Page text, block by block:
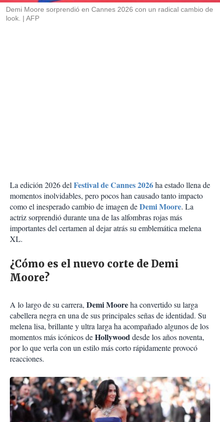
Demi Moore sorprendió en Cannes 2026 con un radical cambio de
look.
AFP
La edición 2026 delFestival de Cannes 2026ha estado llena de
momentos inolvidables, pero pocos han causado tanto impacto
como el inesperado cambio de imagen deDemi Moore. La
actriz sorprendió durante una de las alfombras rojas más
importantes del certamen al dejar atrás su emblemática melena
XL.
¿Cómo es el nuevo corte de Demi
Moore?
A lo largo de su carrera, Demi Mooreha convertido su larga
cabellera negra en una de sus principales señas de identidad. Su
melena lisa, brillante y ultra larga ha acompañado algunos de los
momentos más icónicos deHollywooddesde los años noventa,
por lo que verla con un estilo más corto rápidamente provocó
reacciones.